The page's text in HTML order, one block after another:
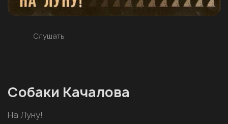
Слушать:
Собаки Качалова
На Луну!